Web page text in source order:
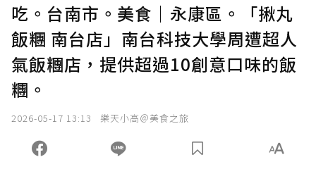
吃。台南市。美食｜永康區。「揪丸
飯糰 南台店」南台科技大學周遭超人
氣飯糰店，提供超過10創意口味的飯
糰。
2026-05-17 13:13 樂天小高＠美食之旅